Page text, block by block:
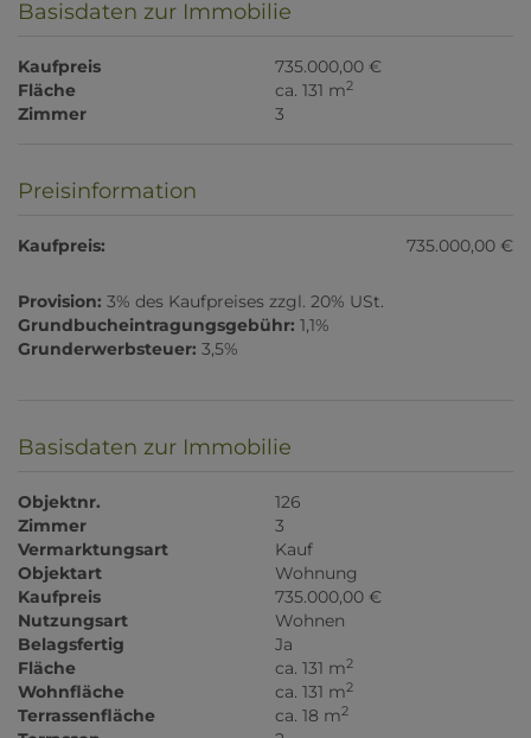
Basisdaten zur Immobilie
Kaufpreis
735.000,00 €
Fläche
ca. 131 m2
Zimmer 3
Preisinformation
Kaufpreis: 735.000,00 €
Provision: 3% des Kaufpreises zzgl. 20% USt.
Grundbucheintragungsgebühr: 1,1%
Grunderwerbsteuer: 3,5%
Basisdaten zur Immobilie
Objektnr.
126
Zimmer
3
Vermarktungsart
Kauf
Objektart
Wohnung
Kaufpreis
735.000,00 €
Nutzungsart
Wohnen
Belagsfertig
Ja
Fläche
ca. 131 m2
Wohnfläche ca. 131 m2
Terrassenfläche ca. 18 m2